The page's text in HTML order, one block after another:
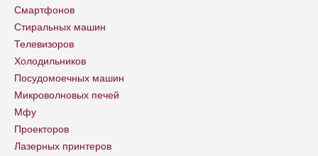
Смартфонов
Стиральных машин
Телевизоров
Холодильников
Посудомоечных машин
Микроволновых печей
Мфу
Проекторов
Лазерных принтеров